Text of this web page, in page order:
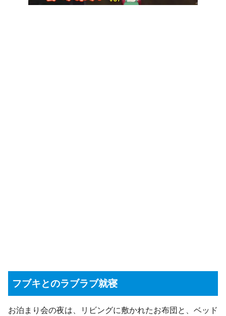
フブキとのラブラブ就寝
お泊まり会の夜は、リビングに敷かれたお布団と、ベッド